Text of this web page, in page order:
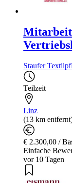
Staufer
Teilzeit
Linz
(13 km
€ 2.300,00 /
Einfache
vor 10 Tagen